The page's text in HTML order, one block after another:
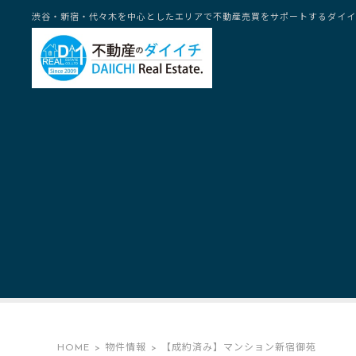
渋谷・新宿・代々木を中心としたエリアで不動産売買をサポートするダイ
HOME 物件情報 【成約済み】マンション新宿御苑